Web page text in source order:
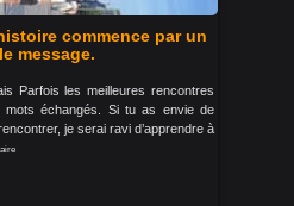
commence par un
message.
Parfois les meilleures rencontres
mots échangés. Si tu as envie de
je serai ravi d’apprendre à